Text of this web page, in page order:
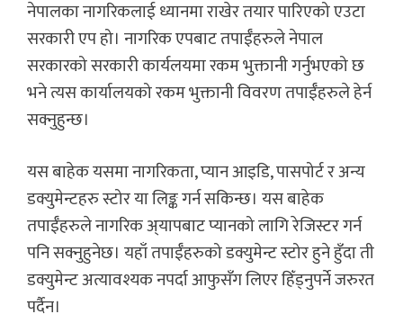
नेपालका नागरिकलाई ध्यानमा राखेर तयार पारिएको एउटा
सरकारी एप हो। नागरिक एपबाट तपाईँहरुले नेपाल
सरकारको सरकारी कार्यलयमा रकम भुक्तानी गर्नुभएको छ
भने त्यस कार्यालयको रकम भुक्तानी विवरण तपाईँहरुले हेर्न
सक्नुहुन्छ।
यस बाहेक यसमा नागरिकता, प्यान आइडि, पासपोर्ट र अन्य
डक्युमेन्टहरु स्टोर या लिङ्क गर्न सकिन्छ। यस बाहेक
तपाईँहरुले नागरिक अ्यापबाट प्यानको लागि रेजिस्टर गर्न
पनि सक्नुहुनेछ। यहाँ तपाईँहरुको डक्युमेन्ट स्टोर हुने हुँदा ती
डक्युमेन्ट अत्यावश्यक नपर्दा आफुसँग लिएर हिँड्नुपर्ने जरुरत
पर्दैन।